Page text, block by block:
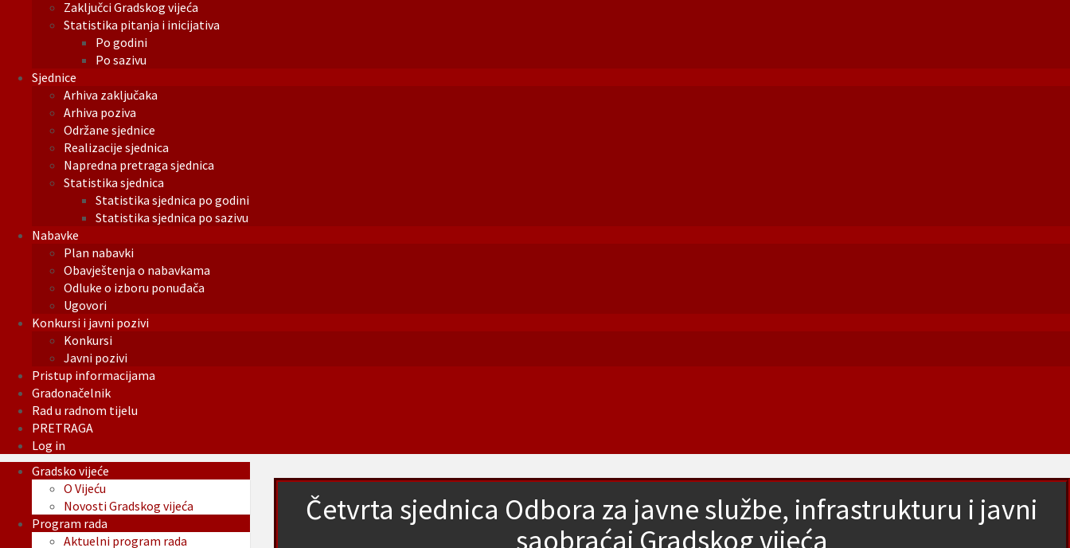
Zaključci Gradskog vijeća
Statistika pitanja i inicijativa
Po godini
Po sazivu
Sjednice
Arhiva zaključaka
Arhiva poziva
Održane sjednice
Realizacije sjednica
Napredna pretraga sjednica
Statistika sjednica
Statistika sjednica po godini
Statistika sjednica po sazivu
Nabavke
Plan nabavki
Obavještenja o nabavkama
Odluke o izboru ponuđača
Ugovori
Konkursi i javni pozivi
Konkursi
Javni pozivi
Pristup informacijama
Gradonačelnik
Rad u radnom tijelu
PRETRAGA
Log in
Četvrta sjednica Odbora za javne službe, infrastrukturu i javni
saobraćaj Gradskog vijeća
Gradsko vijeće
O Vijeću
Novosti Gradskog vijeća
Program rada
Aktuelni program rada